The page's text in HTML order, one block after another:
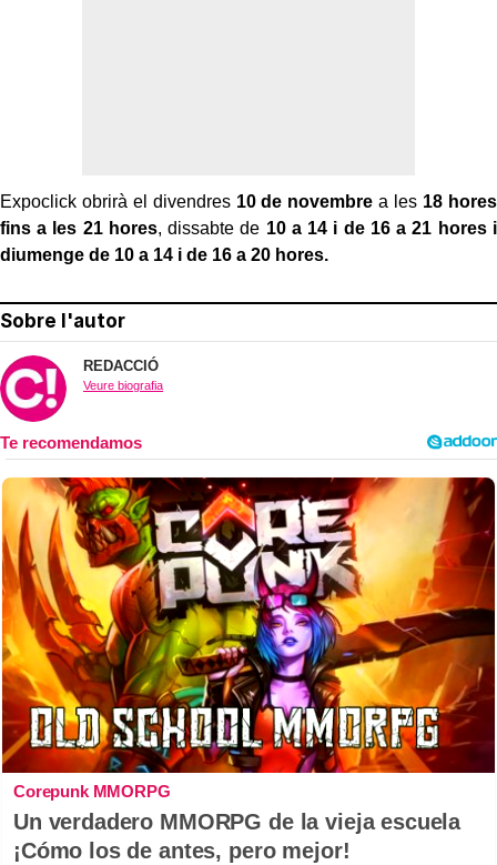
Expoclick obrirà el divendres10 de novembre a les 18 hores
fins a les 21 hores, dissabte de 10 a 14 i de 16 a 21 hores i
diumenge de 10 a 14 i de 16 a 20 hores.
Sobre l'autor
REDACCIÓ
Veure biografia
Corepunk MMORPG
Un verdadero MMORPG de la vieja escuela
¡Cómo los de antes, pero mejor!